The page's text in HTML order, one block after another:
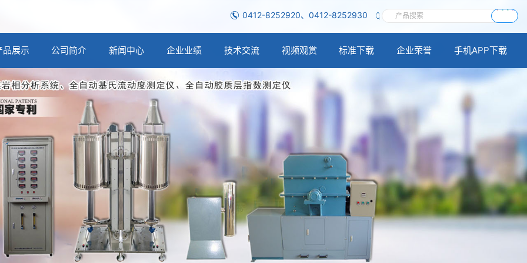
0412-8252920、0412-8252930
品展示 公司简介 新闻中心 企业业绩 技术交流 视频观赏 标准下载 企业荣誉 手机APP下载